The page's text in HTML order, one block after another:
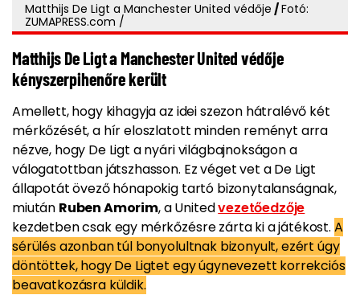
Matthijs De Ligt a Manchester United védője /Fotó:
ZUMAPRESS.com /
Matthijs De Ligt a Manchester United védője
kényszerpihenőre került
Amellett, hogy kihagyja az idei szezon hátralévő két
mérkőzését, a hír eloszlatott minden reményt arra
nézve, hogy De Ligt a nyári világbajnokságon a
válogatottban játszhasson. Ez véget vet a De Ligt
állapotát övező hónapokig tartó bizonytalanságnak,
miután Ruben Amorim, a Unitedvezetőedzője
kezdetben csak egy mérkőzésre zárta ki a játékost. A
sérülés azonban túl bonyolultnak bizonyult, ezért úgy
döntöttek, hogy De Ligtet egy úgynevezett korrekciós
beavatkozásra küldik.